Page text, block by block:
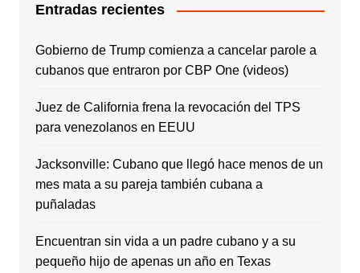
Entradas recientes
Gobierno de Trump comienza a cancelar parole a
cubanos que entraron por CBP One (videos)
Juez de California frena la revocación del TPS
para venezolanos en EEUU
Jacksonville: Cubano que llegó hace menos de un
mes mata a su pareja también cubana a
puñaladas
Encuentran sin vida a un padre cubano y a su
pequeño hijo de apenas un año en Texas